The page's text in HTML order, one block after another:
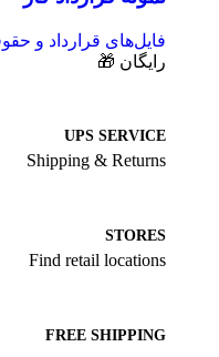
فایل‌های قرارداد و
رایگان 🎁
UPS SERVICE
Shipping & Returns
STORES
Find retail locations
FREE SHIPPING